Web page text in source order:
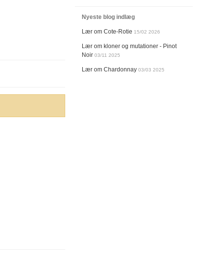
Nyeste blog indlæg
Lær om Cote-Rotie 15/02 2026
Lær om kloner og mutationer - Pinot
Noir 03/11 2025
Lær om Chardonnay 03/03 2025